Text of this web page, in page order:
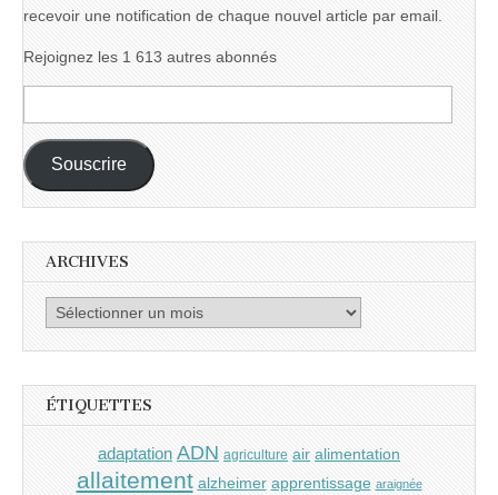
recevoir une notification de chaque nouvel article par email.
Rejoignez les 1 613 autres abonnés
e-
mail :
Souscrire
ARCHIVES
Archives
ÉTIQUETTES
adaptation ADN agriculture air alimentation
allaitement alzheimer apprentissage araignée